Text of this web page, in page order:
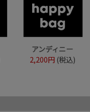
アンディニー
2,200円 (税込)